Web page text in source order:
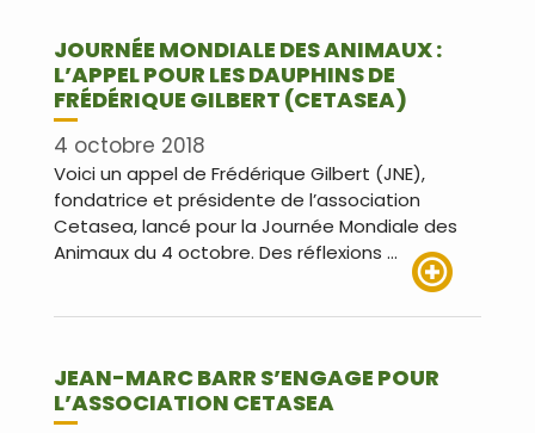
JOURNÉE MONDIALE DES ANIMAUX :
L’APPEL POUR LES DAUPHINS DE
FRÉDÉRIQUE GILBERT (CETASEA)
4 octobre 2018
Voici un appel de Frédérique Gilbert (JNE),
fondatrice et présidente de l’association
Cetasea, lancé pour la Journée Mondiale des
Animaux du 4 octobre. Des réflexions …
JEAN-MARC BARR S’ENGAGE POUR
L’ASSOCIATION CETASEA